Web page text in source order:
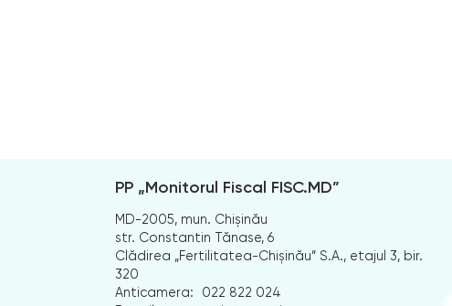
PP „Monitorul Fiscal FISC.MD”
MD-2005, mun. Chișinău
str. Constantin Tănase, 6
Clădirea „Fertilitatea-Chișinău” S.A., etajul 3, bir.
320
Anticamera:
022 822 024